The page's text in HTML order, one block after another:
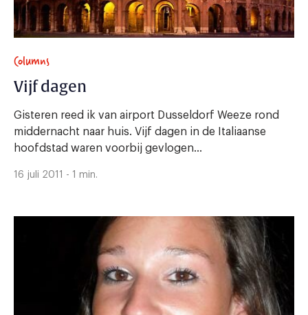
Columns
Vijf dagen
Gisteren reed ik van airport Dusseldorf Weeze rond
middernacht naar huis. Vijf dagen in de Italiaanse
hoofdstad waren voorbij gevlogen...
16 juli 2011 - 1 min.